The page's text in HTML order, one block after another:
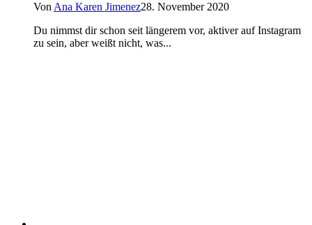
Von Ana Karen Jimenez28. November 2020
Du nimmst dir schon seit längerem vor, aktiver auf Instagram
zu sein, aber weißt nicht, was...